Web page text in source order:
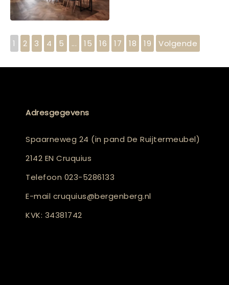
1 2 3 4 5 ... 15 16 17 18 19 Volgende
Adresgegevens
Spaarneweg 24 (in pand De Ruijtermeubel)
2142 EN Cruquius
Telefoon 023-5286133
E-mail cruquius@bergenberg.nl
KVK: 34381742